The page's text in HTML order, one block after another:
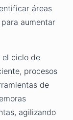
áreas
aumentar
el ciclo de
procesos
de
agilizando